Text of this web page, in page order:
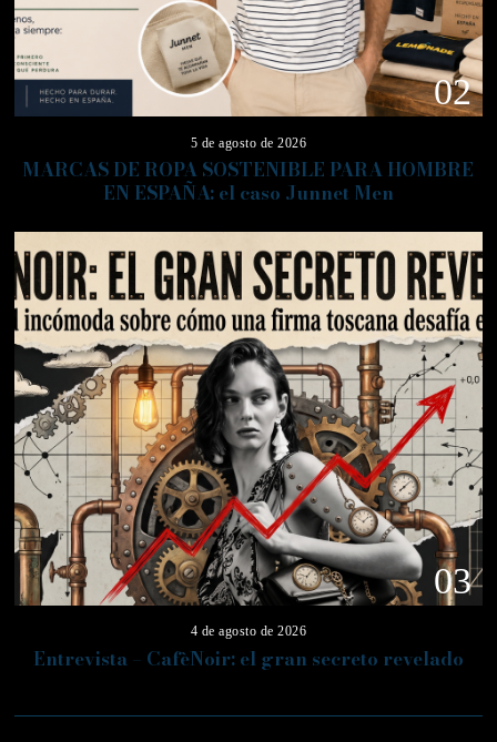
02
5 de agosto de 2026
MARCAS DE ROPA SOSTENIBLE PARA HOMBRE
EN ESPAÑA: el caso Junnet Men
03
4 de agosto de 2026
Entrevista – CafèNoir: el gran secreto revelado